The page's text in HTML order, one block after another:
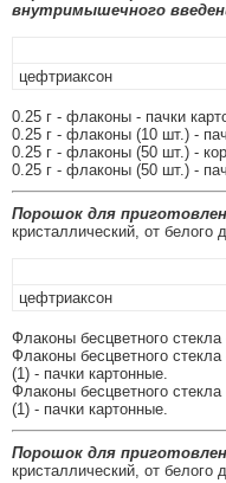
внутримышечного
цефтриаксон
0.25 г - флаконы - пачки
0.25 г - флаконы (10 шт.) -
0.25 г - флаконы (50 шт.) -
0.25 г - флаконы (50 шт.) -
Порошок для
кристаллический, от белого
цефтриаксон
Флаконы бесцветного стекла
Флаконы бесцветного
(1) - пачки картонные.
Флаконы бесцветного
(1) - пачки картонные.
Порошок для
кристаллический, от белого